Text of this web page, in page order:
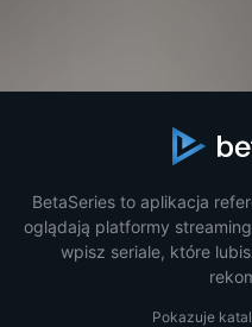
BetaSeries to aplikacja
oglądają platformy
wpisz seriale, które
Pokazuje